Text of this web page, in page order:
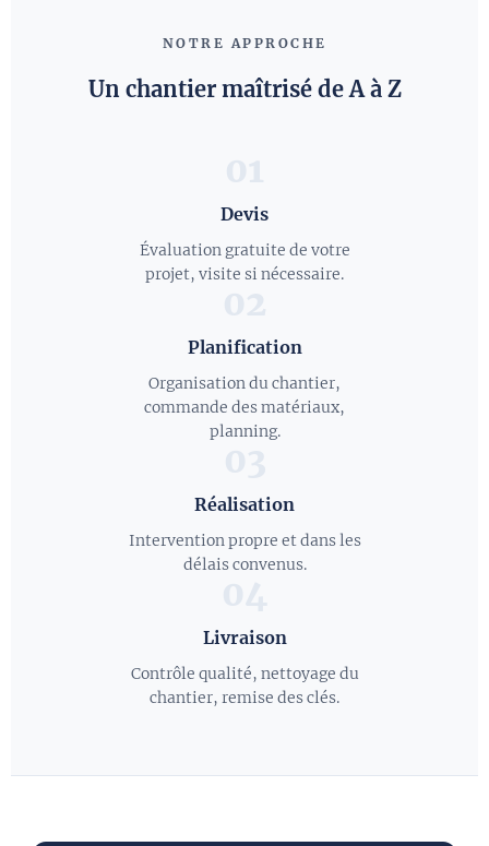
NOTRE APPROCHE
Un chantier maîtrisé de A à Z
Devis
Évaluation gratuite de votre
projet, visite si nécessaire.
Planification
Organisation du chantier,
commande des matériaux,
planning.
Réalisation
Intervention propre et dans les
délais convenus.
Livraison
Contrôle qualité, nettoyage du
chantier, remise des clés.